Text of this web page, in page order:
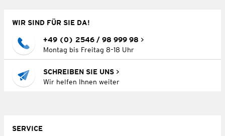
WIR SIND FÜR SIE DA!
+49 (0) 2546 / 98 999 98
Montag bis Freitag 8–18 Uhr
SCHREIBEN SIE UNS
Wir helfen Ihnen weiter
SERVICE